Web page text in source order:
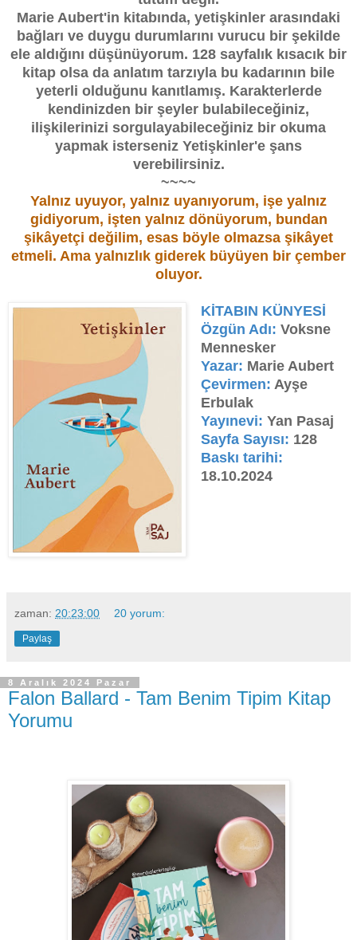
Marie Aubert'in kitabında, yetişkinler arasındaki
bağları ve duygu durumlarını vurucu bir şekilde
ele aldığını düşünüyorum. 128 sayfalık kısacık bir
kitap olsa da anlatım tarzıyla bu kadarının bile
yeterli olduğunu kanıtlamış. Karakterlerde
kendinizden bir şeyler bulabileceğiniz,
ilişkilerinizi sorgulayabileceğiniz bir okuma
yapmak isterseniz Yetişkinler'e şans
verebilirsiniz.
~~~~
Yalnız uyuyor, yalnız uyanıyorum, işe yalnız
gidiyorum, işten yalnız dönüyorum, bundan
şikâyetçi değilim, esas böyle olmazsa şikâyet
etmeli. Ama yalnızlık giderek büyüyen bir çember
oluyor.
KİTABIN KÜNYESİ
Özgün Adı: Voksne
Mennesker
Yazar: Marie Aubert
Çevirmen: Ayşe
Erbulak
Yayınevi: Yan Pasaj
Sayfa Sayısı: 128
Baskı tarihi:
18.10.2024
zaman: 20:23:00 20 yorum:
Paylaş
8 Aralık 2024 Pazar
Falon Ballard - Tam Benim Tipim Kitap
Yorumu